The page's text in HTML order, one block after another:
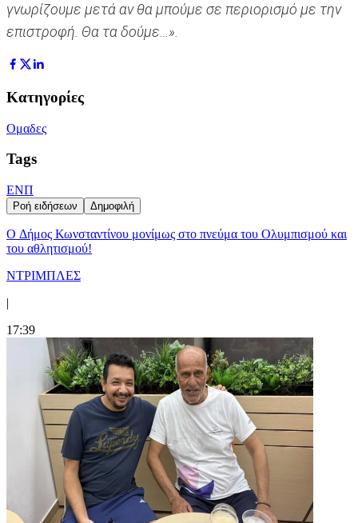
γνωρίζουμε μετά αν θα μπούμε σε περιορισμό με την
επιστροφή. Θα τα δούμε…».
Κατηγορίες
Ομαδες
Tags
ΕΝΠ
Ροή ειδήσεων Δημοφιλή
O Δήμος Κωνσταντίνου μονίμως στο πνεύμα του Ολυμπισμού και
του αθλητισμού!
ΝΤΡΙΜΠΛΕΣ
|
17:39